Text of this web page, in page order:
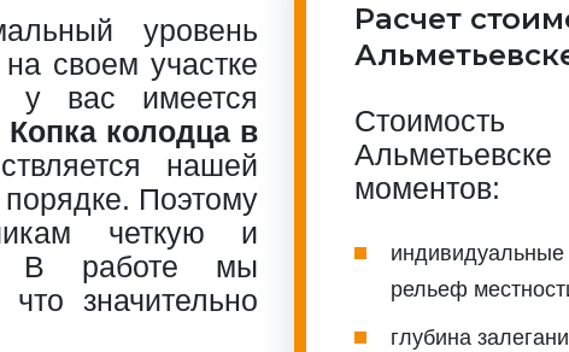
уровень
своем участке
вас имеется
Копка колодца в
нашей
Поэтому
четкую и
В работе мы
значительно
Расчет
моментов:
индивидуальные
рельеф
глубина